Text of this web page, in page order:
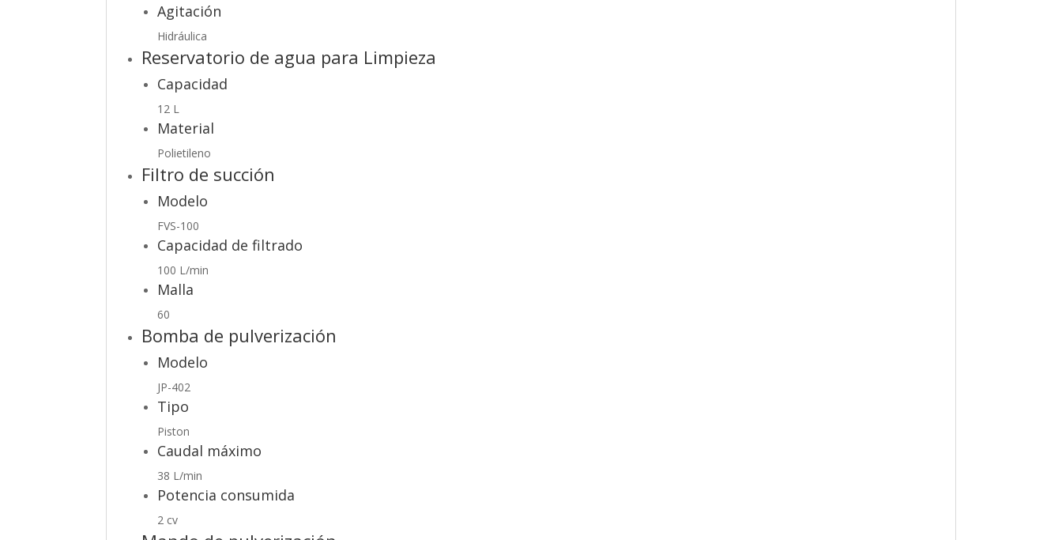
Agitación
Hidráulica
Reservatorio de agua para Limpieza
Capacidad
12 L
Material
Polietileno
Filtro de succión
Modelo
FVS-100
Capacidad de filtrado
100 L/min
Malla
60
Bomba de pulverización
Modelo
JP-402
Tipo
Piston
Caudal máximo
38 L/min
Potencia consumida
2 cv